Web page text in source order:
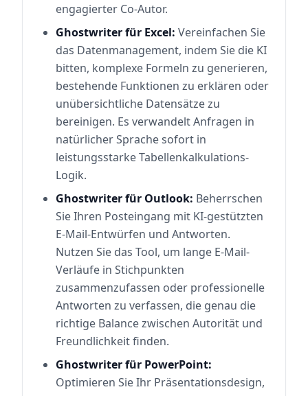
engagierter Co-Autor.
Ghostwriter für Excel: Vereinfachen Sie
das Datenmanagement, indem Sie die KI
bitten, komplexe Formeln zu generieren,
bestehende Funktionen zu erklären oder
unübersichtliche Datensätze zu
bereinigen. Es verwandelt Anfragen in
natürlicher Sprache sofort in
leistungsstarke Tabellenkalkulations-
Logik.
Ghostwriter für Outlook: Beherrschen
Sie Ihren Posteingang mit KI-gestützten
E-Mail-Entwürfen und Antworten.
Nutzen Sie das Tool, um lange E-Mail-
Verläufe in Stichpunkten
zusammenzufassen oder professionelle
Antworten zu verfassen, die genau die
richtige Balance zwischen Autorität und
Freundlichkeit finden.
Ghostwriter für PowerPoint:
Optimieren Sie Ihr Präsentationsdesign,